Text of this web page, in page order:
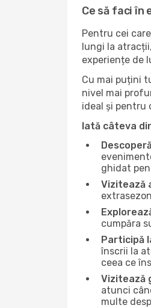
Ce să faci în
Pentru cei
lungi la
experiențe de
Cu mai puțini
nivel mai
ideal și pentru
Iată câteva
ghidat
Vizitează
cumpăra
Participă
înscrii la
ceea ce
Vizitează
atunci
multe